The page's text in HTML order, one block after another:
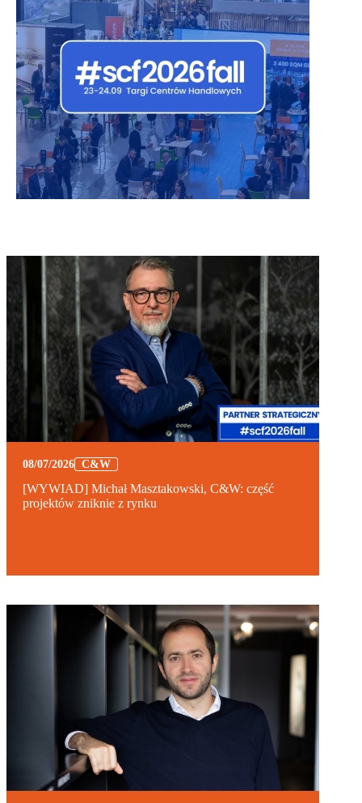
08/07/2026 C&W
[WYWIAD] Michał Masztakowski, C&W: część
projektów zniknie z rynku